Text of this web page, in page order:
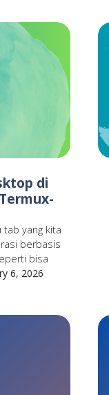
di
tab yang kita
berbasis
bisa
6, 2026